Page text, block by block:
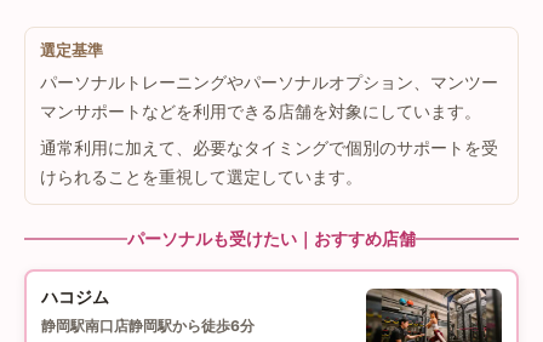
選定基準
パーソナルトレーニングやパーソナルオプション、マンツー
マンサポートなどを利用できる店舗を対象にしています。
通常利用に加えて、必要なタイミングで個別のサポートを受
けられることを重視して選定しています。
パーソナルも受けたい｜おすすめ店舗
ハコジム
静岡駅南口店静岡駅から徒歩6分